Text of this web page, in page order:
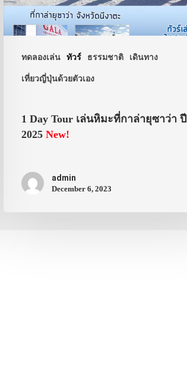
ทดลองเล่น ทัวร์ ธรรมชาติ เดินทาง
เที่ยวญี่ปุ่นด้วยตัวเอง
1 Day Tour เล่นหิมะที่กาล่ายุซาว่า ปี
2025New!
admin
December 6, 2023